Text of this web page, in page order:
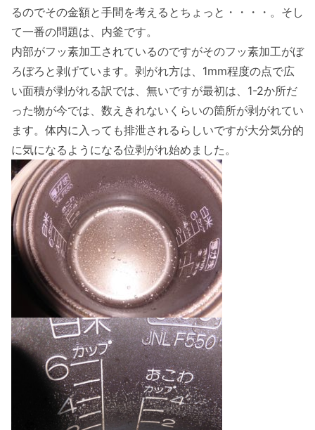
るのでその金額と手間を考えるとちょっと・・・・。そし
て一番の問題は、内釜です。
内部がフッ素加工されているのですがそのフッ素加工がぼ
ろぼろと剥げています。剥がれ方は、1mm程度の点で広
い面積が剥がれる訳では、無いですが最初は、1-2か所だ
った物が今では、数えきれないくらいの箇所が剥がれてい
ます。体内に入っても排泄されるらしいですが大分気分的
に気になるようになる位剥がれ始めました。